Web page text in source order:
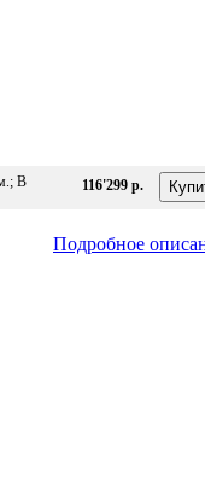
В
116'299 р.
Подробное